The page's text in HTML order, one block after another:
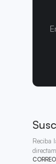
Reciba